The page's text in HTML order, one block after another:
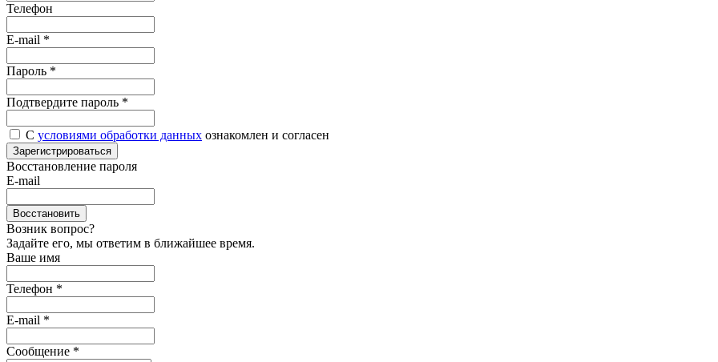
Телефон
E-mail *
Пароль *
Подтвердите пароль *
С условиями обработки данных ознакомлен и согласен
Зарегистрироваться
Восстановление пароля
E-mail
Восстановить
Возник вопрос?
Задайте его, мы ответим в ближайшее время.
Ваше имя
Телефон *
E-mail *
Сообщение *